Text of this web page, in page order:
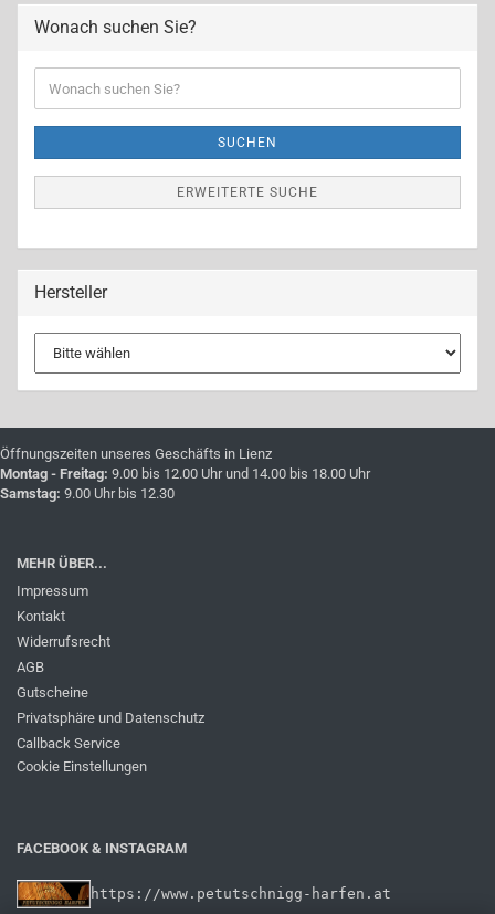
Wonach suchen Sie?
suchen
SUCHEN
ERWEITERTE SUCHE
Hersteller
Öffnungszeiten unseres Geschäfts in Lienz
Montag - Freitag: 9.00 bis 12.00 Uhr und 14.00 bis 18.00 Uhr
Samstag: 9.00 Uhr bis 12.30
MEHR ÜBER...
Impressum
Kontakt
Widerrufsrecht
AGB
Gutscheine
Privatsphäre und Datenschutz
Callback Service
Cookie Einstellungen
FACEBOOK & INSTAGRAM
https://www.petutschnigg-harfen.at